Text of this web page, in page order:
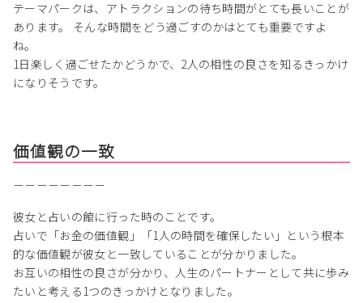
テーマパークは、アトラクションの待ち時間がとても長いことが
あります。 そんな時間をどう過ごすのかはとても重要ですよ
ね。
1日楽しく過ごせたかどうかで、2人の相性の良さを知るきっかけ
になりそうです。
価値観の一致
－－－－－－－－
彼女と占いの館に行った時のことです。
占いで「お金の価値観」「1人の時間を確保したい」という根本
的な価値観が彼女と一致していることが分かりました。
お互いの相性の良さが分かり、人生のパートナーとして共に歩み
たいと考える1つのきっかけとなりました。